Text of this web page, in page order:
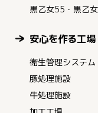
黒乙女55・黒乙女
安心を作る工場
衛生管理システム
豚処理施設
牛処理施設